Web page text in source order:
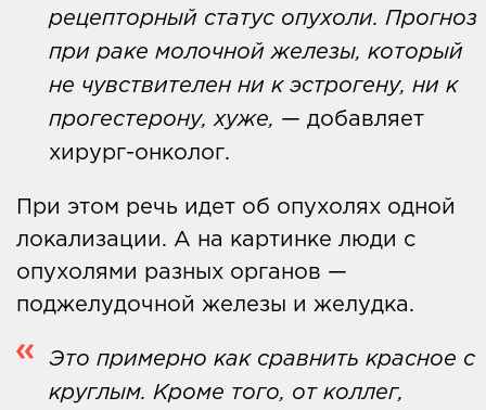
рецепторный статус опухоли. Прогноз
при раке молочной железы, который
не чувствителен ни к эстрогену, ни к
прогестерону, хуже, — добавляет
хирург-онколог.
При этом речь идет об опухолях одной
локализации. А на картинке люди с
опухолями разных органов —
поджелудочной железы и желудка.
Это примерно как сравнить красное с
круглым. Кроме того, от коллег,